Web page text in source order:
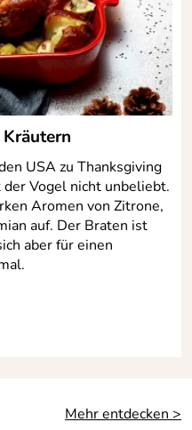
USA zu Thanksgiving
Vogel nicht unbeliebt.
Aromen von Zitrone,
auf. Der Braten ist
aber für einen
Mehr entdecken >